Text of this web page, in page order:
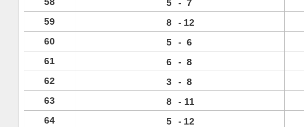
5 - 7
59
8 - 12
60
5 - 6
61
6 - 8
62
3 - 8
63
8 - 11
64
5 - 12